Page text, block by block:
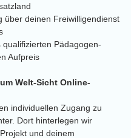
über deinen Freiwilligendienst
Pädagogen-
Aufpreis
Welt-Sicht Online-
individuellen Zugang zu
Dort hinterlegen wir
und deinem